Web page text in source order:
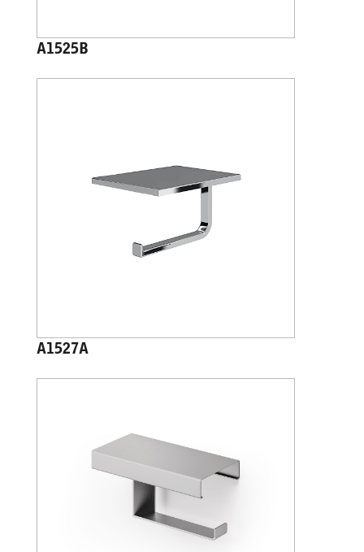
A1525B
A1527A